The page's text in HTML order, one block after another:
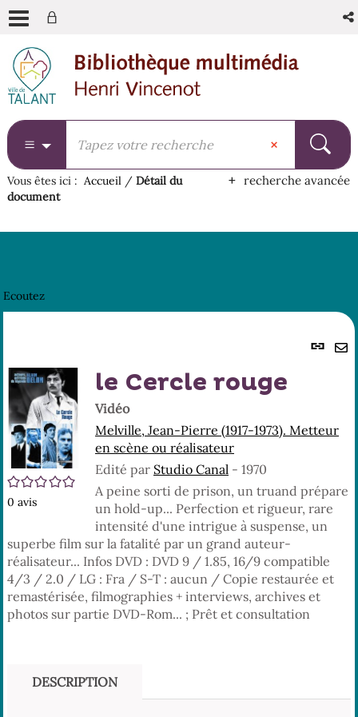
menu
contenu
recherche
recherche avancée
Vous êtes ici : Accueil / Détail du
document
Ecoutez
/5
0 avis
le Cercle rouge
Vidéo
Melville, Jean-Pierre (1917-1973). Metteur
en scène ou réalisateur
Edité par Studio Canal - 1970
A peine sorti de prison, un truand prépare
un hold-up... Perfection et rigueur, rare
intensité d'une intrigue à suspense, un
superbe film sur la fatalité par un grand auteur-
réalisateur... Infos DVD : DVD 9 / 1.85, 16/9 compatible
4/3 / 2.0 / LG : Fra / S-T : aucun / Copie restaurée et
remastérisée, filmographies + interviews, archives et
photos sur partie DVD-Rom... ; Prêt et consultation
DESCRIPTION